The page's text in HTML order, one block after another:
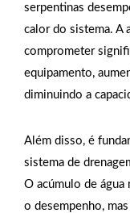
serpentinas
calor do sistema. A
comprometer
equipamento,
diminuindo a
Além disso, é
sistema de
O acúmulo de água
o desempenho,